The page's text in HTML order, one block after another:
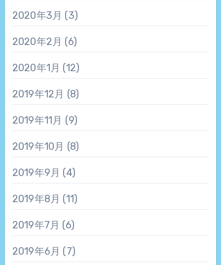
2020年3月 (3)
2020年2月 (6)
2020年1月 (12)
2019年12月 (8)
2019年11月 (9)
2019年10月 (8)
2019年9月 (4)
2019年8月 (11)
2019年7月 (6)
2019年6月 (7)